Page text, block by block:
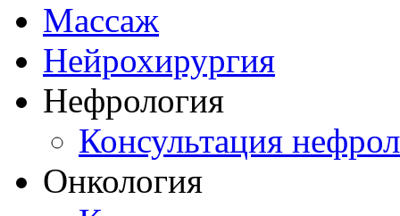
Массаж
Нейрохирургия
Нефрология
Консультация
Онкология